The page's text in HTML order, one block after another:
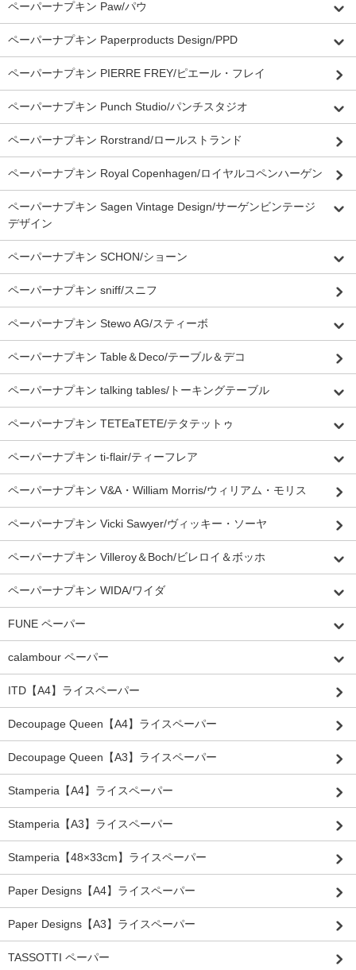
ペーパーナプキン Paw/パウ
ペーパーナプキン Paperproducts Design/PPD
ペーパーナプキン PIERRE FREY/ピエール・フレイ
ペーパーナプキン Punch Studio/パンチスタジオ
ペーパーナプキン Rorstrand/ロールストランド
ペーパーナプキン Royal Copenhagen/ロイヤルコペンハーゲン
ペーパーナプキン Sagen Vintage Design/サーゲンビンテージ
デザイン
ペーパーナプキン SCHON/ショーン
ペーパーナプキン sniff/スニフ
ペーパーナプキン Stewo AG/スティーボ
ペーパーナプキン Table＆Deco/テーブル＆デコ
ペーパーナプキン talking tables/トーキングテーブル
ペーパーナプキン TETEaTETE/テタテットゥ
ペーパーナプキン ti-flair/ティーフレア
ペーパーナプキン V&A・William Morris/ウィリアム・モリス
ペーパーナプキン Vicki Sawyer/ヴィッキー・ソーヤ
ペーパーナプキン Villeroy＆Boch/ビレロイ＆ボッホ
ペーパーナプキン WIDA/ワイダ
FUNE ペーパー
calambour ペーパー
ITD【A4】ライスペーパー
Decoupage Queen【A4】ライスペーパー
Decoupage Queen【A3】ライスペーパー
Stamperia【A4】ライスペーパー
Stamperia【A3】ライスペーパー
Stamperia【48×33cm】ライスペーパー
Paper Designs【A4】ライスペーパー
Paper Designs【A3】ライスペーパー
TASSOTTI ペーパー